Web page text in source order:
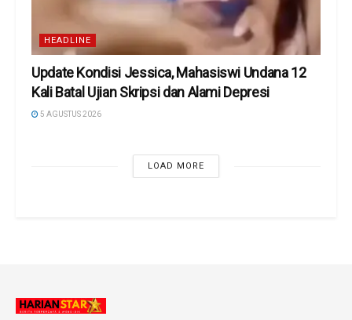
HEADLINE
Update Kondisi Jessica, Mahasiswi Undana 12
Kali Batal Ujian Skripsi dan Alami Depresi
5 AGUSTUS 2026
LOAD MORE